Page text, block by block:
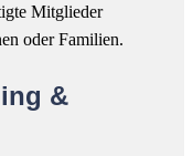
Mitglieder
oder Familien.
&